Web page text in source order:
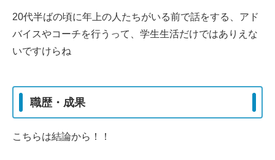
20代半ばの頃に年上の人たちがいる前で話をする、アド
バイスやコーチを行うって、学生生活だけではありえな
いですけらね
職歴・成果
こちらは結論から！！